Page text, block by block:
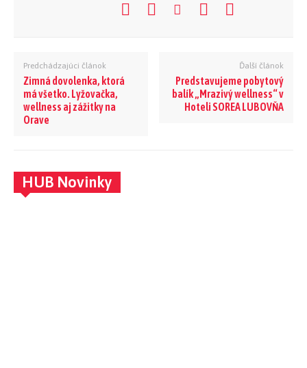
Predchádzajúci článok
Zimná dovolenka, ktorá
má všetko. Lyžovačka,
wellness aj zážitky na
Orave
Ďalší článok
Predstavujeme pobytový
balík „Mrazivý wellness“ v
Hoteli SOREA LUBOVŇA
HUB Novinky